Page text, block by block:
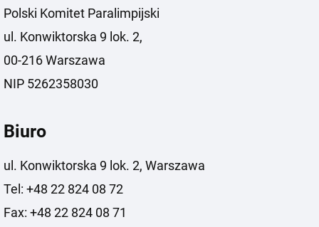
Polski Komitet Paralimpijski
ul. Konwiktorska 9 lok. 2,
00-216 Warszawa
NIP 5262358030
Biuro
ul. Konwiktorska 9 lok. 2, Warszawa
Tel: +48 22 824 08 72
Fax: +48 22 824 08 71